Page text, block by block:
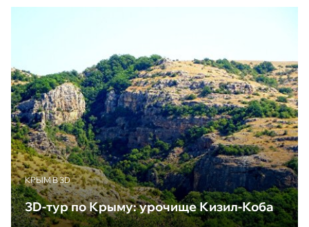
КРЫМ В 3D
3D-тур по Крыму: урочище Кизил-Коба